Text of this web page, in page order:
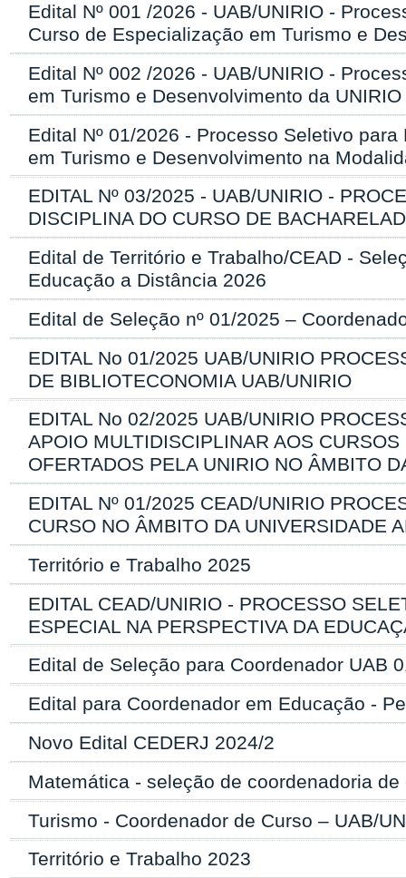
Edital Nº 001 /2026 - UAB/UNIRIO -
Curso de Especialização em Turismo e
Edital Nº 002 /2026 - UAB/UNIRIO -
em Turismo e Desenvolvimento da UNIRIO
Edital Nº 01/2026 - Processo Seletivo
em Turismo e Desenvolvimento na
EDITAL Nº 03/2025 - UAB/UNIRIO -
DISCIPLINA DO CURSO DE
Edital de Território e Trabalho/CEAD -
Educação a Distância 2026
Edital de Seleção nº 01/2025 –
EDITAL No 01/2025 UAB/UNIRIO
DE BIBLIOTECONOMIA UAB/UNIRIO
EDITAL No 02/2025 UAB/UNIRIO
APOIO MULTIDISCIPLINAR AOS
OFERTADOS PELA UNIRIO NO ÂMBITO
EDITAL Nº 01/2025 CEAD/UNIRIO
CURSO NO ÂMBITO DA UNIVERSIDADE
Território e Trabalho 2025
EDITAL CEAD/UNIRIO - PROCESSO
ESPECIAL NA PERSPECTIVA DA
Edital de Seleção para Coordenador UAB
Edital para Coordenador em Educação -
Novo Edital CEDERJ 2024/2
Matemática - seleção de coordenadoria de
Turismo - Coordenador de Curso – UAB/
Território e Trabalho 2023